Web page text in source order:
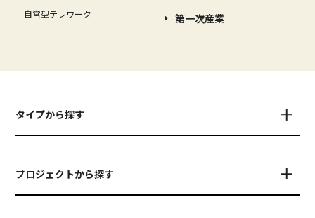
自営型テレワーク
第一次産業
タイプから探す
プロジェクトから探す